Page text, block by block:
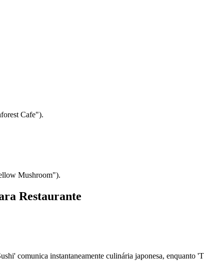
Cafe").
Mushroom").
Restaurante
comunica instantaneamente culinária japonesa, enquanto